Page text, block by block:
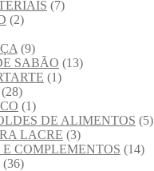
(7)
(2)
(9)
SABÃO (13)
(1)
(28)
(1)
DE ALIMENTOS (5)
LACRE (3)
COMPLEMENTOS (14)
(36)